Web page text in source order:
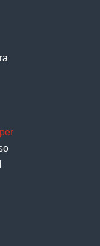
per